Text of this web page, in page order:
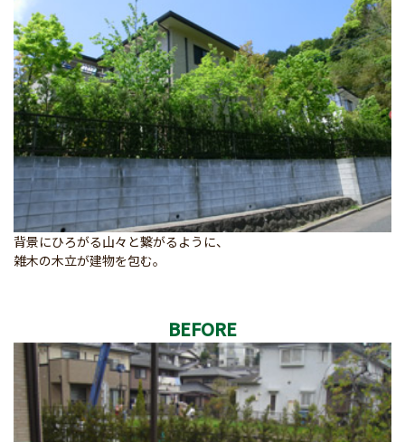
背景にひろがる山々と繋がるように、
雑木の木立が建物を包む。
BEFORE